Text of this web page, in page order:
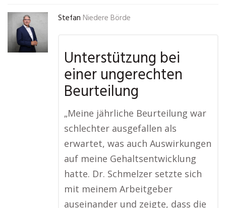
Stefan Niedere Börde
Unterstützung bei
einer ungerechten
Beurteilung
„Meine jährliche Beurteilung war
schlechter ausgefallen als
erwartet, was auch Auswirkungen
auf meine Gehaltsentwicklung
hatte. Dr. Schmelzer setzte sich
mit meinem Arbeitgeber
auseinander und zeigte, dass die